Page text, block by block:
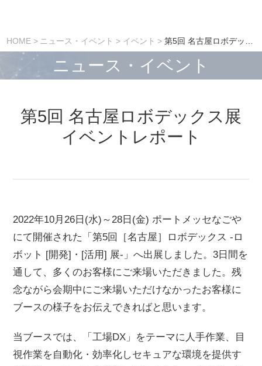
HOME ニュース・イベント イベント
ニュース・イベント
第5回 名古屋ロボデックス展
イベントレポート
2022年10月26日(水)～28日(金) ポートメッセなごや
にて開催された「第5回［名古屋］ロボデックス -ロ
ボット [開発]・[活用] 展-」へ出展しました。3日間を
通して、多くのお客様にご来場いただきました。残
念ながら会期中にご来場いただけなかったお客様に
ブースの様子をお伝えできればと思います。
当ブースでは、「工場DX」をテーマに人手作業、目
視作業を自動化・効率化しセキュアな環境を提供す